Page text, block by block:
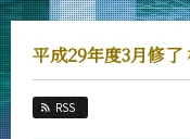
平成29年度3月修了
RSS
材料系について
About Us
Education